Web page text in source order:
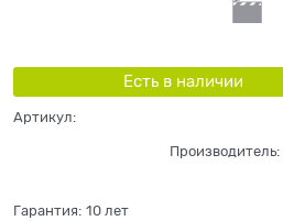
Есть в наличии
Артикул:
Производитель:
Гарантия: 10 лет